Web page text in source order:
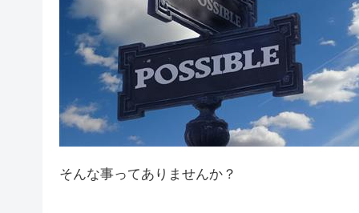
そんな事ってありませんか？